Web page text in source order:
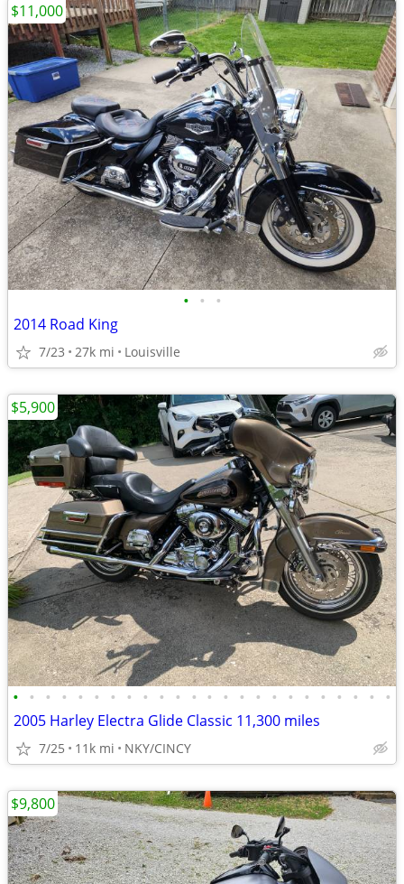
• • •
2014 Road King
7/23 27k mi Louisville
$11,000
• • • • • • • • • • • • • • • • • • • • • • • •
2005 Harley Electra Glide Classic 11,300 miles
7/25 11k mi NKY/CINCY
$5,900
$9,800